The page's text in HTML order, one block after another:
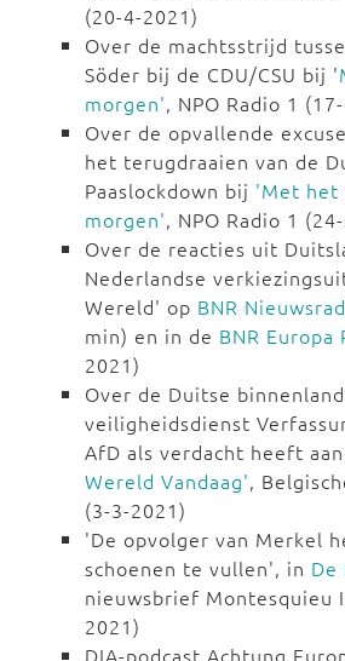
(20-4-2021)
Over de machtsstrijd
Söder bij de CDU/CSU bij '
morgen', NPO Radio 1
Over de opvallende
het terugdraaien van de
Paaslockdown bij 'Met het
morgen', NPO Radio 1
Over de reacties uit
Nederlandse
Wereld' op BNR
min) en in de BNR Europa
2021)
Over de Duitse
veiligheidsdienst
AfD als verdacht heeft
Wereld Vandaag',
(3-3-2021)
'De opvolger van Merkel
schoenen te vullen', in
nieuwsbrief Montesquieu
2021)
DIA-podcast Achtung